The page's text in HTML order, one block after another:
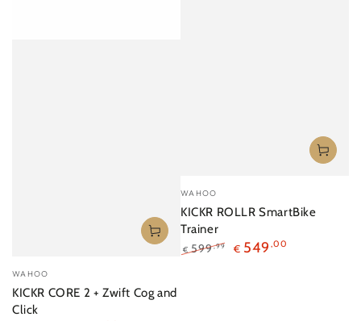
Venditore:
WAHOO
KICKR CORE 2 + Zwift Cog and
Click
Venditore:
WAHOO
KICKR ROLLR SmartBike
Trainer
€ 599,99 € 549 ,00